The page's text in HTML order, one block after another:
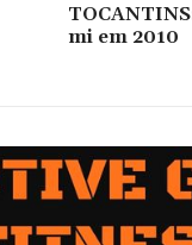
mi em 2010